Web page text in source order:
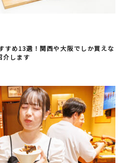
すめ13選！関西や大阪でしか買えな
介します